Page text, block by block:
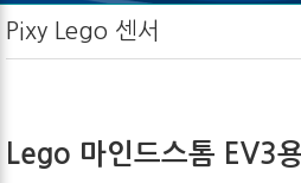
Pixy Lego 센서
Lego 마인드스톰 EV3